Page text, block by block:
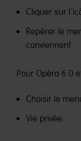
Cliquer sur
Repérer le
conviennent
Pour Opéra 6.0
Choisir le
Vie privée.